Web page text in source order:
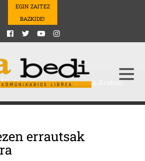
EGIN ZAITEZ
BAZKIDE!
>Oier Gomezen errautsak Araban
errautsak